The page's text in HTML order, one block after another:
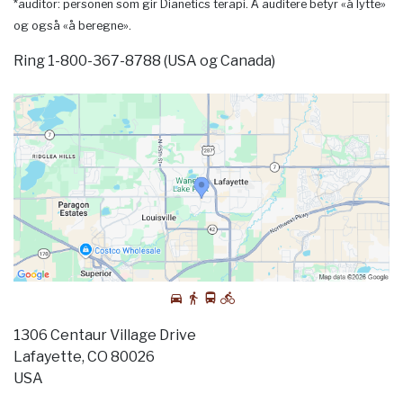
*auditor: personen som gir Dianetics terapi. Å auditere betyr «å lytte»
og også «å beregne».
Ring 1-800-367-8788 (USA og Canada)
1306 Centaur Village Drive
Lafayette, CO 80026
USA